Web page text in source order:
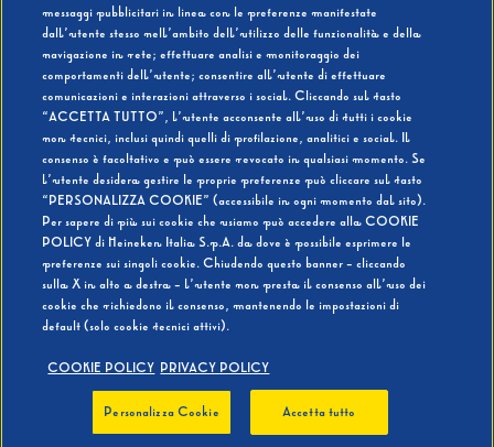
SI NO
BEVI RESPONSABILMENTE
messaggi pubblicitari in linea con le preferenze manifestate
dall’utente stesso nell’ambito dell’utilizzo delle funzionalità e della
navigazione in rete; effettuare analisi e monitoraggio dei
comportamenti dell’utente; consentire all’utente di effettuare
comunicazioni e interazioni attraverso i social. Cliccando sul tasto
“ACCETTA TUTTO”, l’utente acconsente all’uso di tutti i cookie
non tecnici, inclusi quindi quelli di profilazione, analitici e social. Il
consenso è facoltativo e può essere revocato in qualsiasi momento. Se
l’utente desidera gestire le proprie preferenze può cliccare sul tasto
“PERSONALIZZA COOKIE” (accessibile in ogni momento dal sito).
Per sapere di più sui cookie che usiamo può accedere alla COOKIE
POLICY di Heineken Italia S.p.A. da dove è possibile esprimere le
preferenze sui singoli cookie. Chiudendo questo banner - cliccando
sulla X in alto a destra - l’utente non presta il consenso all’uso dei
cookie che richiedono il consenso, mantenendo le impostazioni di
default (solo cookie tecnici attivi).
COOKIE POLICY PRIVACY POLICY
Personalizza Cookie Accetta tutto